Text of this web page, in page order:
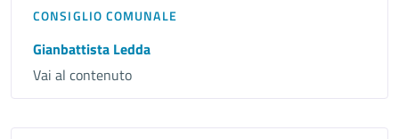
CONSIGLIO COMUNALE
Gianbattista Ledda
Vai al contenuto